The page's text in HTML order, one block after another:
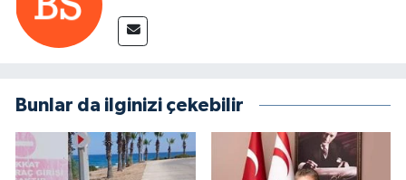
Bunlar da ilginizi çekebilir